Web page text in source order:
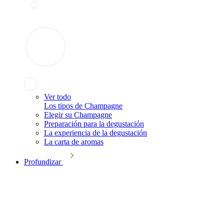
Ver todo
Los tipos de Champagne
Elegir su Champagne
Preparación para la degustación
La experiencia de la degustación
La carta de aromas
Profundizar